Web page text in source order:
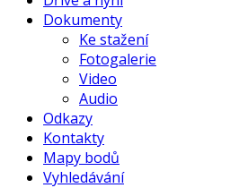
Dokumenty
Ke stažení
Fotogalerie
Video
Audio
Odkazy
Kontakty
Mapy bodů
Vyhledávání